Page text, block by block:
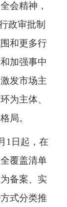
会精神，
政审批制
和更多行
加强事中
发市场主
为主体、
局。
1日起，在
覆盖清单
备案、实
式分类推